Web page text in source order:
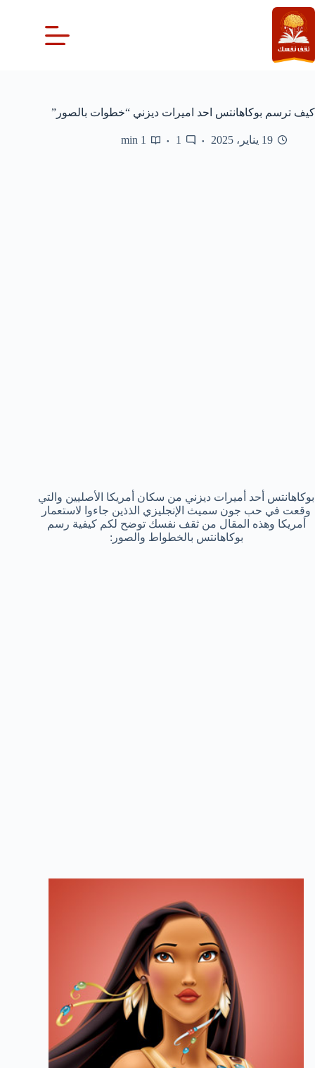
التجاوز
إلى
المحتوى
كيف ترسم بوكاهانتس احد اميرات ديزني “خطوات بالصور”
19 يناير، 2025 1
1 min
بوكاهانتس أحد أميرات ديزني من سكان أمريكا الأصليين والتي
وقعت في حب جون سميث الإنجليزي الذذين جاءوا لاستعمار
أمريكا وهذه المقال من ثقف نفسك توضح لكم كيفية رسم
بوكاهانتس بالخطواط والصور: